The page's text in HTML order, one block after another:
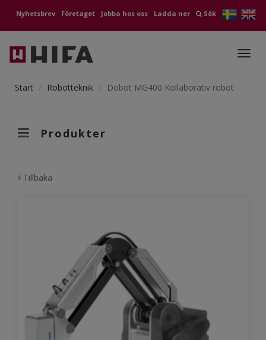
Nyhetsbrev Företaget Jobba hos oss Ladda ner Sök
Start
Robotteknik Dobot MG400 Kollaborativ robot
Produkter
Tillbaka